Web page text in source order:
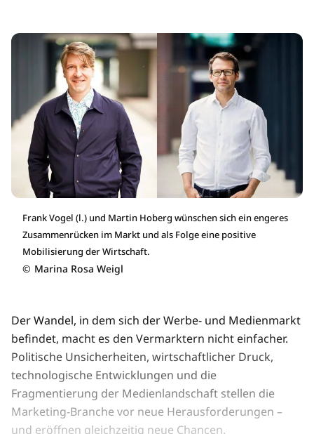
Frank Vogel (l.) und Martin Hoberg wünschen sich ein engeres
Zusammenrücken im Markt und als Folge eine positive
Mobilisierung der Wirtschaft.
© Marina Rosa Weigl
Der Wandel, in dem sich der Werbe- und Medienmarkt
befindet, macht es den Vermarktern nicht einfacher.
Politische Unsicherheiten, wirtschaftlicher Druck,
technologische Entwicklungen und die
Fragmentierung der Medienlandschaft stellen die
Marketing-Branche vor neue Herausforderungen –
und eröffnen gleichzeitig neue Chancen.